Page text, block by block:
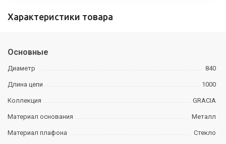
Характеристики товара
Основные
Диаметр 840
Длина цепи 1000
Коллекция GRACIA
Материал основания Металл
Материал плафона Стекло